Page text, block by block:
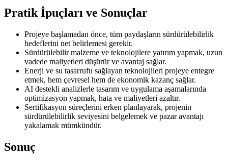
Pratik İpuçları ve Sonuçlar
Projeye başlamadan önce, tüm paydaşların sürdürülebilirlik
hedeflerini net belirlemesi gerekir.
Sürdürülebilir malzeme ve teknolojilere yatırım yapmak, uzun
vadede maliyetleri düşürür ve avantaj sağlar.
Enerji ve su tasarrufu sağlayan teknolojileri projeye entegre
etmek, hem çevresel hem de ekonomik kazanç sağlar.
AI destekli analizlerle tasarım ve uygulama aşamalarında
optimizasyon yapmak, hata ve maliyetleri azaltır.
Sertifikasyon süreçlerini erken planlayarak, projenin
sürdürülebilirlik seviyesini belgelemek ve pazar avantajı
yakalamak mümkündür.
Sonuç